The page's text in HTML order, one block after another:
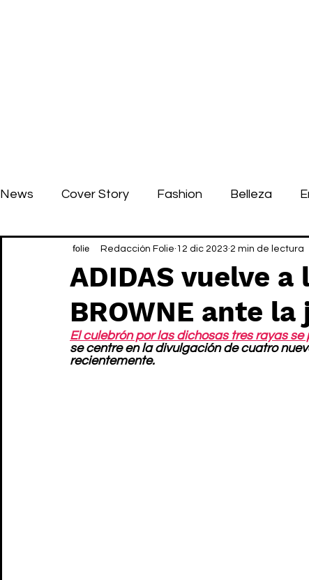
News Cover Story Fashion Belleza
ADIDAS vuelve a
BROWNE ante
Redacción Folie 12 dic 2023 2 min de lectura
El culebrón por las dichosas tres rayas se
se centre en la divulgación de cuatro
recientemente.